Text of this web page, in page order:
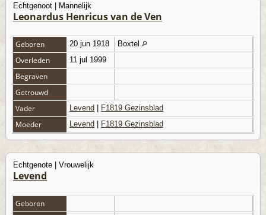
Echtgenoot | Mannelijk
Leonardus Henricus van de Ven
Geboren 20 jun 1918 Boxtel
Overleden 11 jul 1999
Begraven
Getrouwd
Vader
Levend F1819 Gezinsblad
Moeder Levend F1819 Gezinsblad
Echtgenote | Vrouwelijk
Levend
Geboren